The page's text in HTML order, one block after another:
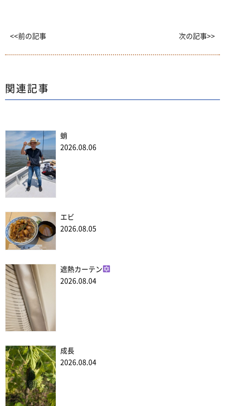
<<前の記事 次の記事>>
関連記事
蛸
2026.08.06
エビ
2026.08.05
遮熱カーテン
2026.08.04
成長
2026.08.04